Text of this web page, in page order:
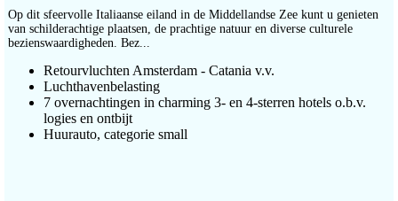
Op dit sfeervolle Italiaanse eiland in de Middellandse Zee kunt u genieten
van schilderachtige plaatsen, de prachtige natuur en diverse culturele
bezienswaardigheden. Bez...
Retourvluchten Amsterdam - Catania v.v.
Luchthavenbelasting
7 overnachtingen in charming 3- en 4-sterren hotels o.b.v.
logies en ontbijt
Huurauto, categorie small